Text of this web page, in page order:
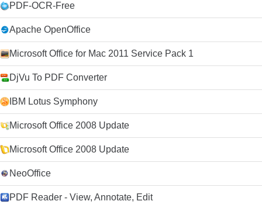
PDF-OCR-Free
Apache OpenOffice
Microsoft Office for Mac 2011 Service Pack 1
DjVu To PDF Converter
IBM Lotus Symphony
Microsoft Office 2008 Update
Microsoft Office 2008 Update
NeoOffice
PDF Reader - View, Annotate, Edit